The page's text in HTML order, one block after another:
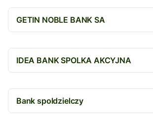
GETIN NOBLE BANK SA
IDEA BANK SPOLKA AKCYJNA
Bank spoldzielczy